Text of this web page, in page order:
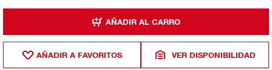
AÑADIR AL CARRO
AÑADIR A FAVORITOS VER DISPONIBILIDAD